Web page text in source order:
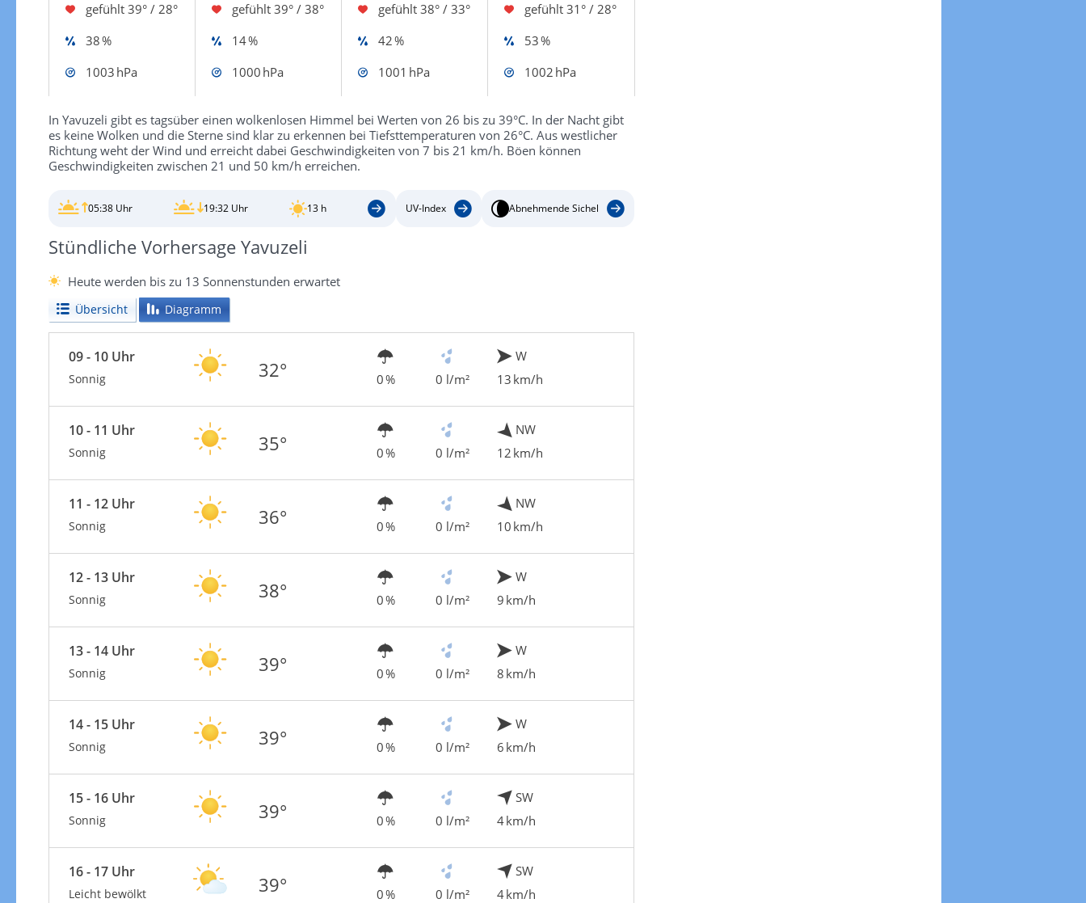
gefühlt 39° / 28° gefühlt 39° / 38° gefühlt 38° / 33° gefühlt 31° / 28°
38 %
14 % 42 %
53 %
1003 hPa
1000 hPa 1001 hPa 1002 hPa
In Yavuzeli gibt es tagsüber einen wolkenlosen Himmel bei Werten von 26 bis zu 39°C. In der Nacht gibt
es keine Wolken und die Sterne sind klar zu erkennen bei Tiefsttemperaturen von 26°C. Aus westlicher
Richtung weht der Wind und erreicht dabei Geschwindigkeiten von 7 bis 21 km/h. Böen können
Geschwindigkeiten zwischen 21 und 50 km/h erreichen.
05:38 Uhr 19:32 Uhr 13 h UV-Index Abnehmende Sichel
Stündliche Vorhersage Yavuzeli
Heute werden bis zu 13 Sonnenstunden erwartet
Übersicht Diagramm
09 - 10 Uhr
Sonnig 32° 0 % 0 l/m²
W
13 km/h
10 - 11 Uhr
Sonnig 35° 0 % 0 l/m²
NW
12 km/h
11 - 12 Uhr
Sonnig 36° 0 % 0 l/m²
NW
10 km/h
12 - 13 Uhr
Sonnig 38° 0 % 0 l/m²
W
9 km/h
13 - 14 Uhr
Sonnig 39° 0 % 0 l/m²
W
8 km/h
14 - 15 Uhr
Sonnig 39° 0 % 0 l/m²
W
6 km/h
15 - 16 Uhr
Sonnig 39° 0 % 0 l/m²
SW
4 km/h
16 - 17 Uhr
Leicht bewölkt 39° 0 % 0 l/m²
SW
4 km/h